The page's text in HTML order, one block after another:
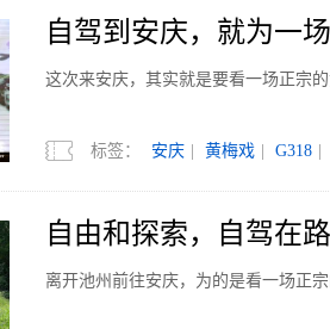
自驾到安庆，就为一
这次来安庆，其实就是要看一场正宗的
标签： 安庆 黄梅戏 G318
自由和探索，自驾在
离开池州前往安庆，为的是看一场正宗